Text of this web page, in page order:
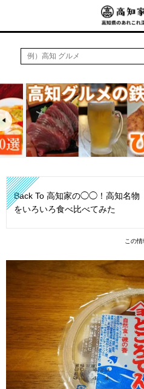
Back To 高知家の◯◯！高知名物
をいろいろ食べ比べてみた
この